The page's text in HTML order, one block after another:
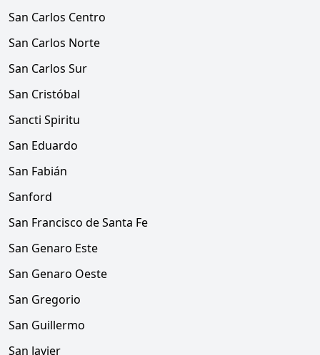
San Carlos Centro
San Carlos Norte
San Carlos Sur
San Cristóbal
Sancti Spiritu
San Eduardo
San Fabián
Sanford
San Francisco de Santa Fe
San Genaro Este
San Genaro Oeste
San Gregorio
San Guillermo
San Javier